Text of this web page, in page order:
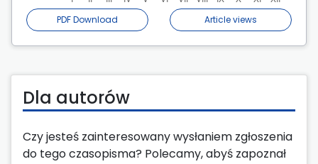
PDF Download Article views
Dla autorów
Czy jesteś zainteresowany wysłaniem zgłoszenia
do tego czasopisma? Polecamy, abyś zapoznał